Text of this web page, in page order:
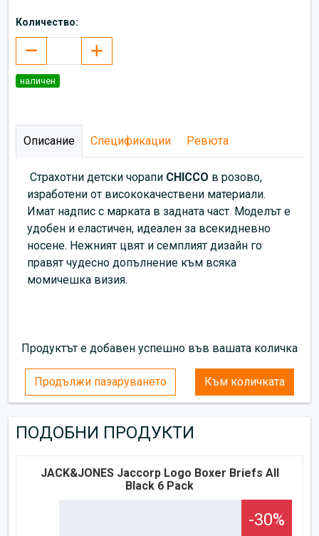
Количество:
наличен
Описание Спецификации Ревюта
Страхотни детски чорапи CHICCO в розово,
изработени от висококачествени материали.
Имат надпис с марката в задната част. Моделът е
удобен и еластичен, идеален за всекидневно
носене. Нежният цвят и семплият дизайн го
правят чудесно допълнение към всяка
момичешка визия.
Продуктът е добавен успешно във вашата количка
Продължи пазаруването Към количката
ПОДОБНИ ПРОДУКТИ
JACK&JONES Jaccorp Logo Boxer Briefs All
Black 6 Pack
-30%